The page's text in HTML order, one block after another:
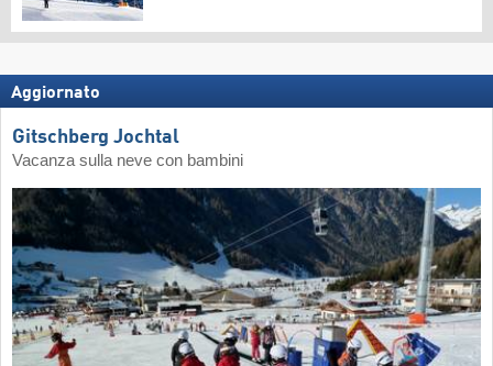
Aggiornato
Gitschberg Jochtal
Vacanza sulla neve con bambini